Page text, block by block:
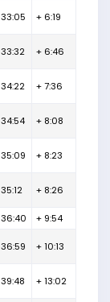
33:05 + 6:19
33:32 + 6:46
34:22 + 7:36
34:54 + 8:08
35:09 + 8:23
35:12 + 8:26
36:40 + 9:54
36:59 + 10:13
39:48 + 13:02